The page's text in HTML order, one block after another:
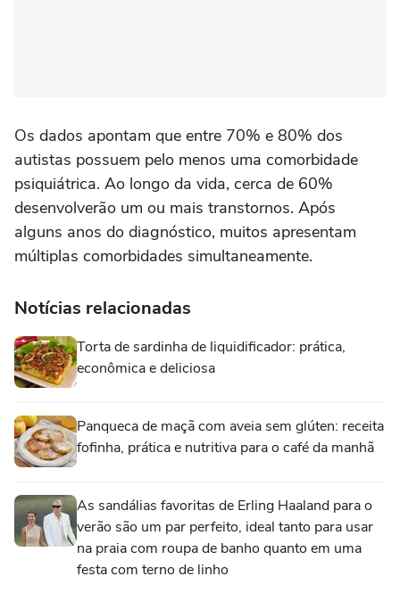
Os dados apontam que entre 70% e 80% dos
autistas possuem pelo menos uma comorbidade
psiquiátrica. Ao longo da vida, cerca de 60%
desenvolverão um ou mais transtornos. Após
alguns anos do diagnóstico, muitos apresentam
múltiplas comorbidades simultaneamente.
Notícias relacionadas
Torta de sardinha de liquidificador: prática,
econômica e deliciosa
Panqueca de maçã com aveia sem glúten: receita
fofinha, prática e nutritiva para o café da manhã
As sandálias favoritas de Erling Haaland para o
verão são um par perfeito, ideal tanto para usar
na praia com roupa de banho quanto em uma
festa com terno de linho